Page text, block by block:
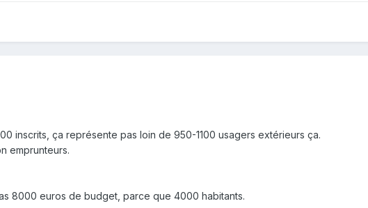
inscrits, ça représente pas loin de 950-1100 usagers extérieurs ça.
emprunteurs.
8000 euros de budget, parce que 4000 habitants.